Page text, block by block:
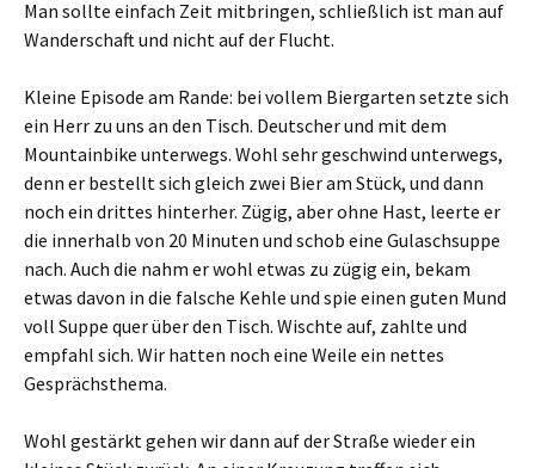
Man sollte einfach Zeit mitbringen, schließlich ist man auf
Wanderschaft und nicht auf der Flucht.
Kleine Episode am Rande: bei vollem Biergarten setzte sich
ein Herr zu uns an den Tisch. Deutscher und mit dem
Mountainbike unterwegs. Wohl sehr geschwind unterwegs,
denn er bestellt sich gleich zwei Bier am Stück, und dann
noch ein drittes hinterher. Zügig, aber ohne Hast, leerte er
die innerhalb von 20 Minuten und schob eine Gulaschsuppe
nach. Auch die nahm er wohl etwas zu zügig ein, bekam
etwas davon in die falsche Kehle und spie einen guten Mund
voll Suppe quer über den Tisch. Wischte auf, zahlte und
empfahl sich. Wir hatten noch eine Weile ein nettes
Gesprächsthema.
Wohl gestärkt gehen wir dann auf der Straße wieder ein